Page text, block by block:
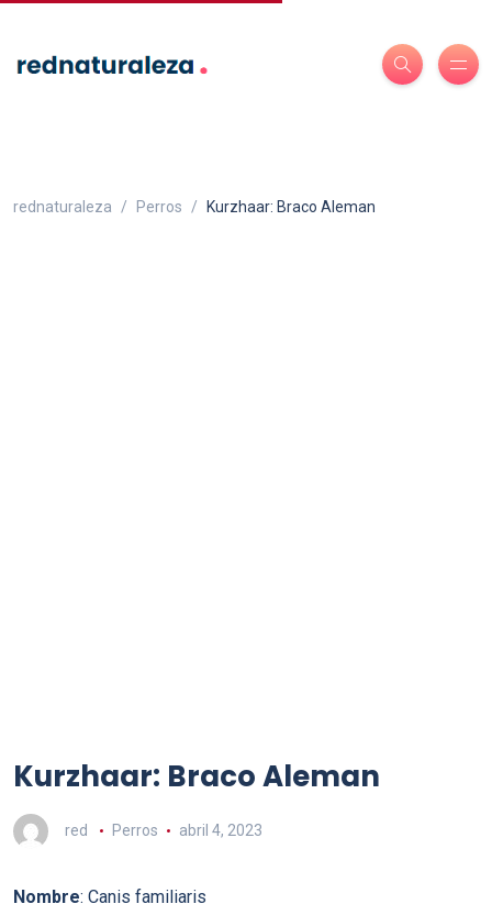
rednaturaleza Perros Kurzhaar: Braco Aleman
Kurzhaar: Braco Aleman
red Perros abril 4, 2023
Nombre: Canis familiaris